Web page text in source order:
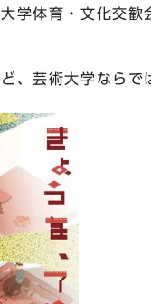
学体育・文化交歓
、芸術大学ならで